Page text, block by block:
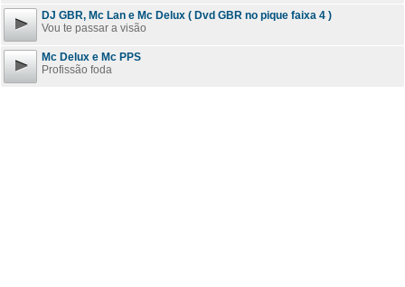
DJ GBR, Mc Lan e Mc Delux ( Dvd GBR no pique faixa 4 )
Vou te passar a visão
Mc Delux e Mc PPS
Profissão foda